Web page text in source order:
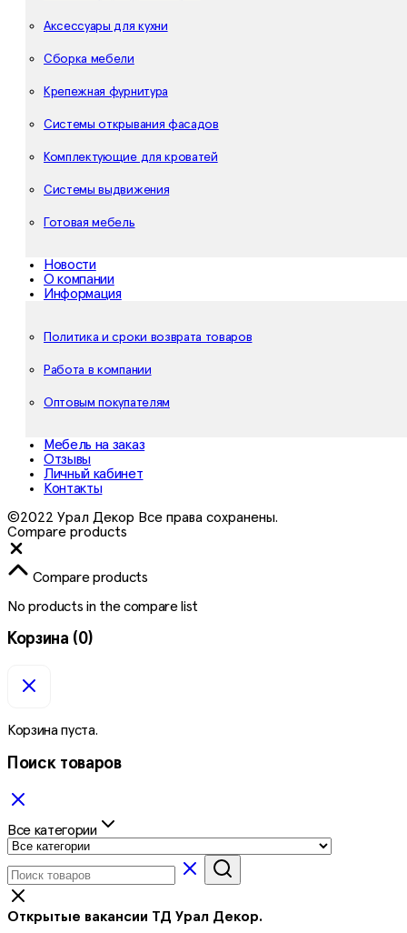
Аксессуары для кухни
Сборка мебели
Крепежная фурнитура
Системы открывания фасадов
Комплектующие для кроватей
Системы выдвижения
Готовая мебель
Новости
О компании
Информация
Политика и сроки возврата товаров
Работа в компании
Оптовым покупателям
Мебель на заказ
Отзывы
Личный кабинет
Контакты
©2022 Урал Декор Все права сохранены.
Compare products
Compare products
No products in the compare list
Корзина (0)
Корзина пуста.
Поиск товаров
Все категории
Открытые вакансии ТД Урал Декор.